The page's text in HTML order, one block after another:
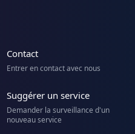
Contact
Entrer en contact avec nous
Suggérer un service
Demander la surveillance d'un
nouveau service